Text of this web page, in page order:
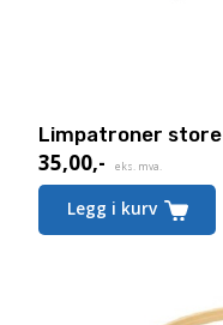
Limpatroner store
35,00,- eks. mva.
Legg i kurv